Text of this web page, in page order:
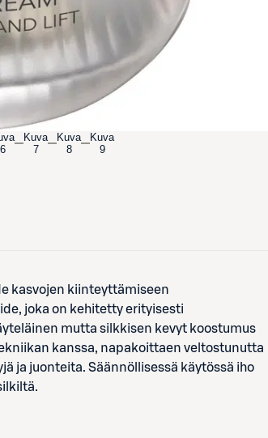
6
Kuva
7
Kuva
8
Kuva
9
kasvojen kiinteyttämiseen
joka on kehitetty erityisesti
mutta silkkisen kevyt koostumus
kanssa, napakoittaen veltostunutta
ja juonteita. Säännöllisessä käytössä iho